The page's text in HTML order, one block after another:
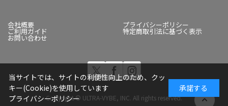
会社概要 プライバシーポリシー
ご利用ガイド 特定商取引法に基づく表示
お問い合わせ
Copyright © ULTRA-VYBE, INC. All rights reserved.
当サイトでは、サイトの利便性向上のため、クッ
キー(Cookie)を使用しています
プライバシーポリシー
承諾する